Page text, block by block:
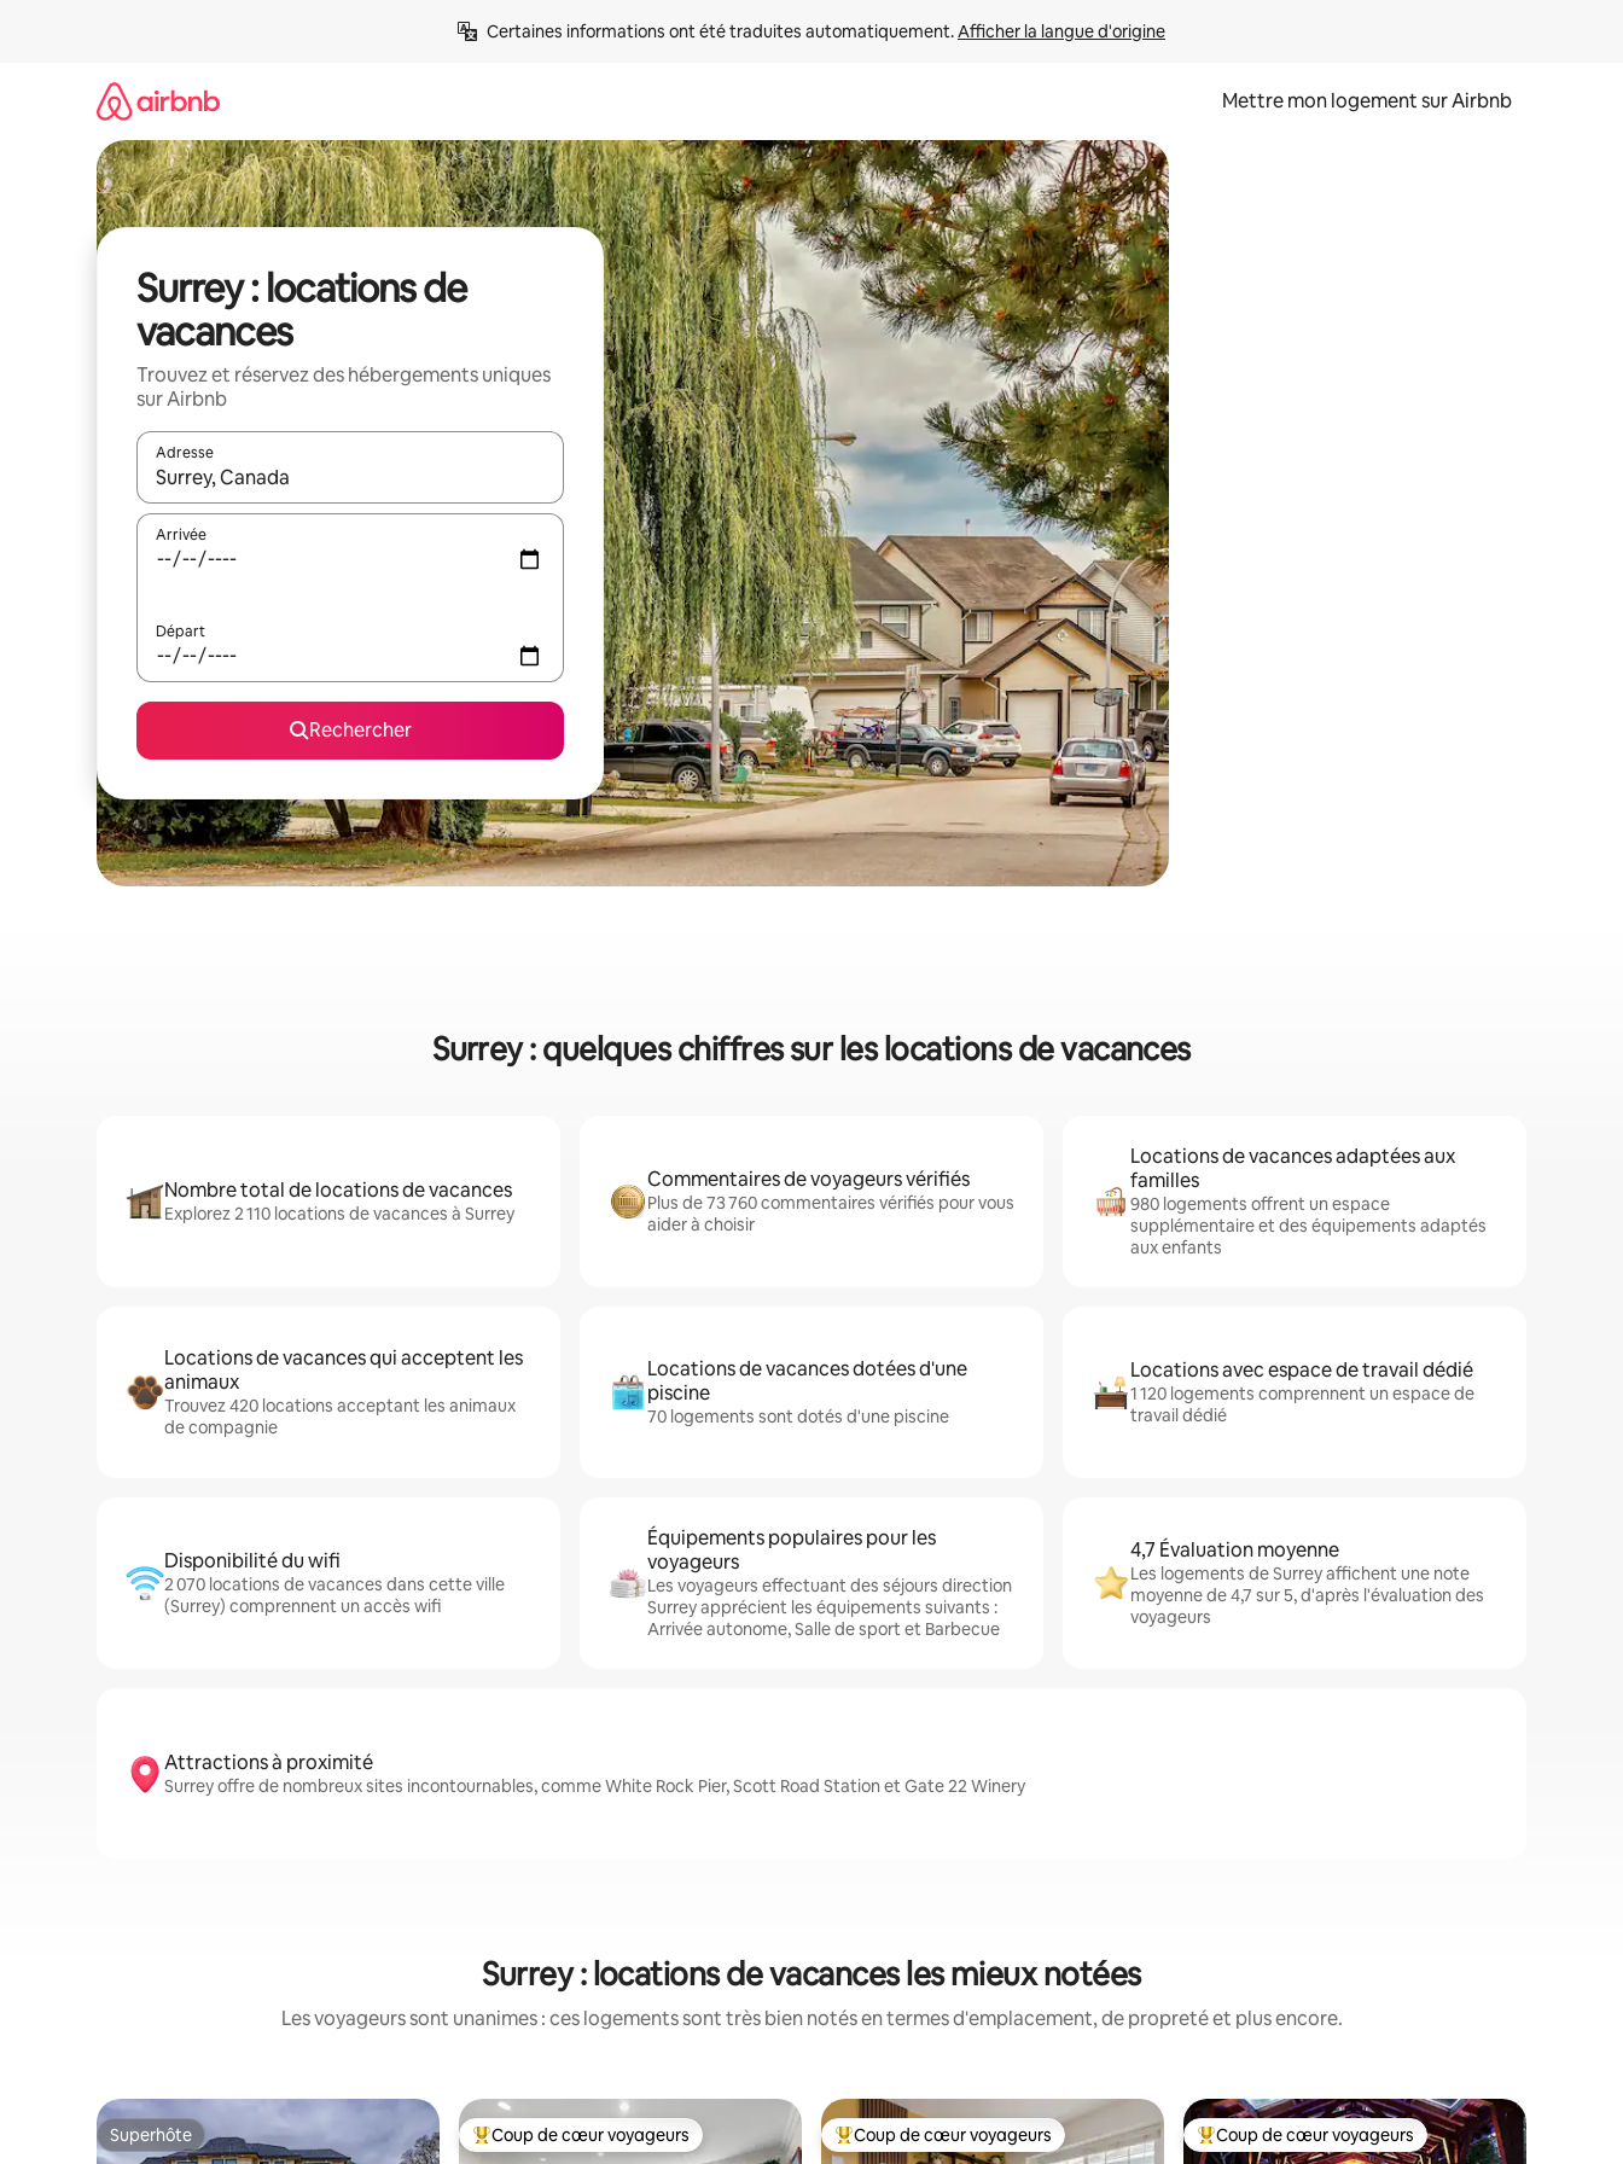
Certaines informations ont été traduites automatiquement. Afficher la langue d'origine
Mettre mon logement sur Airbnb
Surrey : locations de
vacances
Trouvez et réservez des hébergements uniques
sur Airbnb
Adresse
Lorsque les résultats s'affichent, utilisez les flèches vers le haut et vers le bas pour les parcourir ou en appuyant et en faisant glisser.
Arrivée
Départ
Rechercher
Surrey : quelques chiffres sur les locations de vacances
Nombre total de locations de vacances
Explorez 2 110 locations de vacances à Surrey
Commentaires de voyageurs vérifiés
Plus de 73 760 commentaires vérifiés pour vous
aider à choisir
Locations de vacances adaptées aux
familles
980 logements offrent un espace
supplémentaire et des équipements adaptés
aux enfants
Locations de vacances qui acceptent les
animaux
Trouvez 420 locations acceptant les animaux
de compagnie
Locations de vacances dotées d'une
piscine
70 logements sont dotés d'une piscine
Locations avec espace de travail dédié
1 120 logements comprennent un espace de
travail dédié
Disponibilité du wifi
2 070 locations de vacances dans cette ville
(Surrey) comprennent un accès wifi
Équipements populaires pour les
voyageurs
Les voyageurs effectuant des séjours direction
Surrey apprécient les équipements suivants :
Arrivée autonome, Salle de sport et Barbecue
4,7 Évaluation moyenne
Les logements de Surrey affichent une note
moyenne de 4,7 sur 5, d'après l'évaluation des
voyageurs
Attractions à proximité
Surrey offre de nombreux sites incontournables, comme White Rock Pier, Scott Road Station et Gate 22 Winery
Surrey : locations de vacances les mieux notées
Les voyageurs sont unanimes : ces logements sont très bien notés en termes d'emplacement, de propreté et plus encore.
Superhôte
Superhôte Coups de cœur voyageurs les plus appréciés
Coup de cœur voyageurs Coups de cœur voyageurs les plus appréciés
Coup de cœur voyageurs Coups de cœur voyageurs les plus appréciés
Coup de cœur voyageurs